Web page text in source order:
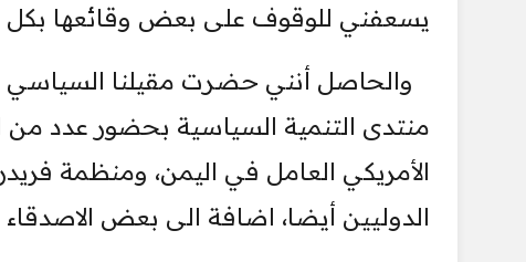
يسعفني للوقوف على بعض وقائعها بكل
والحاصل أنني حضرت مقيلنا
منتدى التنمية السياسية بحضور عدد من
الأمريكي العامل في اليمن، ومنظمة
الدوليين أيضا، اضافة الى بعض